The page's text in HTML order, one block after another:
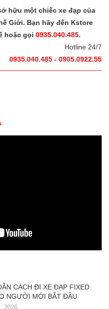
hữu một chiếc xe đạp của
Giới. Bạn hãy đến Kstore
hoặc gọi 0935.040.485.
Hotline 24/7
0935.040.485 - 0905.0922.55
CÁCH ĐI XE ĐẠP FIXED
NGƯỜI MỚI BẮT ĐẦU
2026